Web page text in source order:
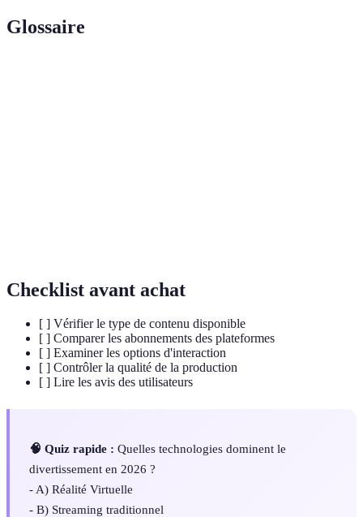
Glossaire
Checklist avant achat
[ ] Vérifier le type de contenu disponible
[ ] Comparer les abonnements des plateformes
[ ] Examiner les options d'interaction
[ ] Contrôler la qualité de la production
[ ] Lire les avis des utilisateurs
🧠 Quiz rapide : Quelles technologies dominent le
divertissement en 2026 ?
- A) Réalité Virtuelle
- B) Streaming traditionnel